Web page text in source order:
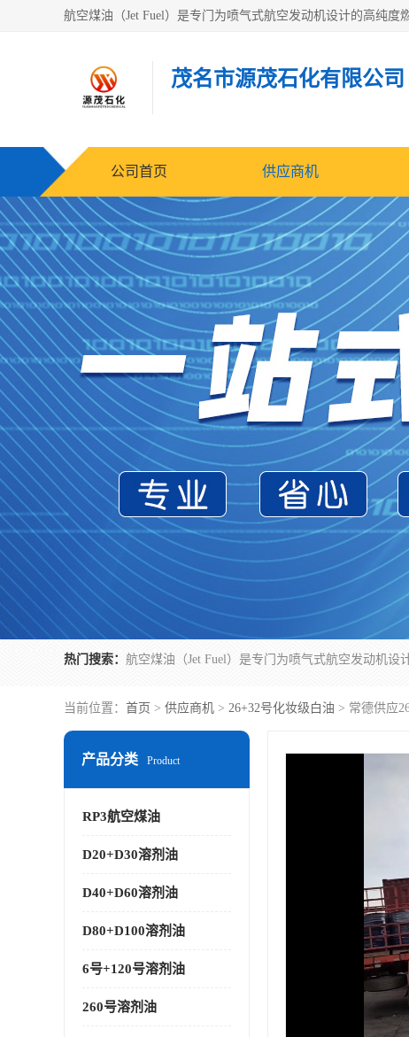
茂名市源茂石化有限公司
公司首页 供应商机
热门搜索：
当前位置： 首页 > 供应商机 > 26+32号化妆级白油 > 常德供应
产品分类 Product
RP3航空煤油
D20+D30溶剂油
D40+D60溶剂油
D80+D100溶剂油
6号+120号溶剂油
260号溶剂油